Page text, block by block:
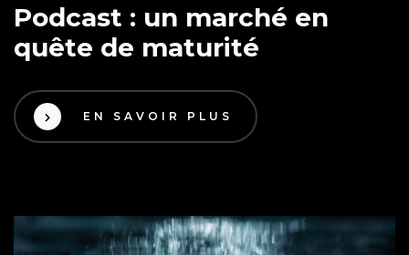
Podcast : un marché en
quête de maturité
EN SAVOIR PLUS